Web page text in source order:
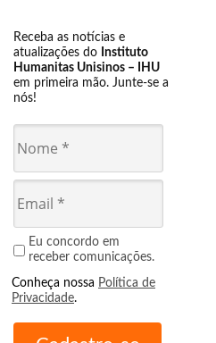
Receba as notícias e
atualizações do Instituto
Humanitas Unisinos – IHU
em primeira mão. Junte-se a
nós!
Eu concordo em
receber comunicações.
Conheça nossa Política de
Privacidade.